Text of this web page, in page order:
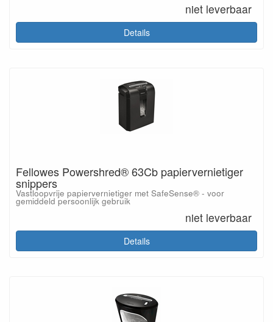
niet leverbaar
Details
Fellowes Powershred® 63Cb papiervernietiger
snippers
Vastloopvrije papiervernietiger met SafeSense® - voor
gemiddeld persoonlijk gebruik
niet leverbaar
Details